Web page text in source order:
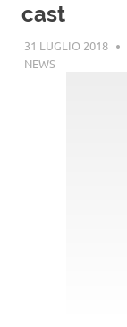
cast
31 LUGLIO 2018
NEWS